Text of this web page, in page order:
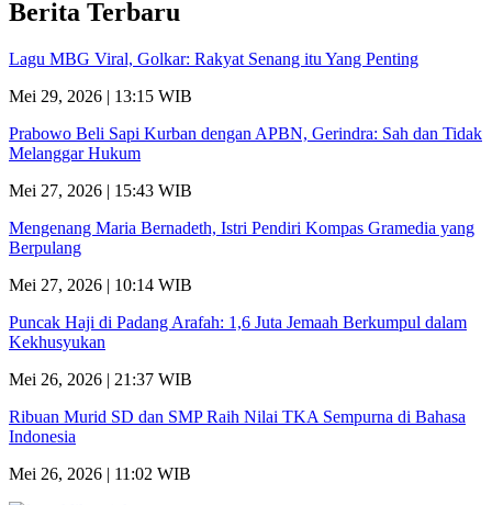
Berita Terbaru
Lagu MBG Viral, Golkar: Rakyat Senang itu Yang Penting
Mei 29, 2026 | 13:15 WIB
Prabowo Beli Sapi Kurban dengan APBN, Gerindra: Sah dan Tidak
Melanggar Hukum
Mei 27, 2026 | 15:43 WIB
Mengenang Maria Bernadeth, Istri Pendiri Kompas Gramedia yang
Berpulang
Mei 27, 2026 | 10:14 WIB
Puncak Haji di Padang Arafah: 1,6 Juta Jemaah Berkumpul dalam
Kekhusyukan
Mei 26, 2026 | 21:37 WIB
Ribuan Murid SD dan SMP Raih Nilai TKA Sempurna di Bahasa
Indonesia
Mei 26, 2026 | 11:02 WIB